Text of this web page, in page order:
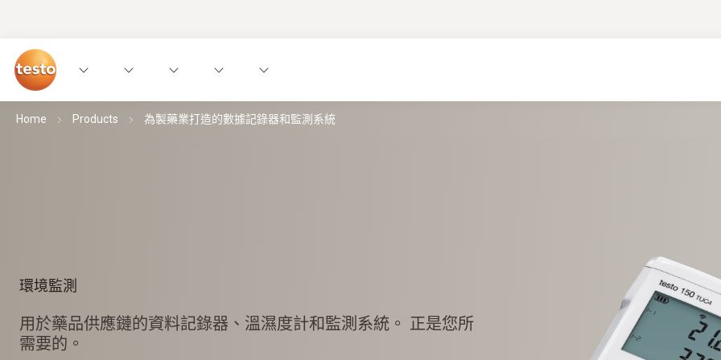
Home Products 為製藥業打造的數據記錄器和監測系統
環境監測
用於藥品供應鏈的資料記錄器、溫濕度計和監測系統。 正是您所
需要的。